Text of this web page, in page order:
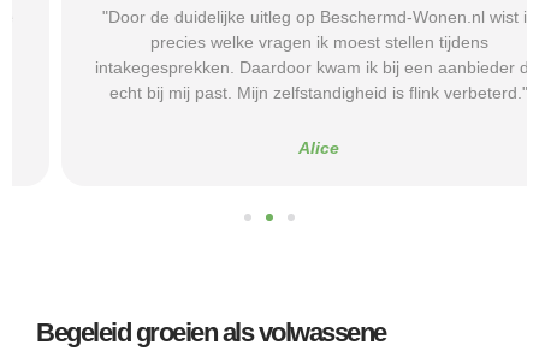
"Door de duidelijke uitleg op Beschermd-Wonen.nl wist ik
precies welke vragen ik moest stellen tijdens
intakegesprekken. Daardoor kwam ik bij een aanbieder die
echt bij mij past. Mijn zelfstandigheid is flink verbeterd."
Begeleid groeien als volwassene